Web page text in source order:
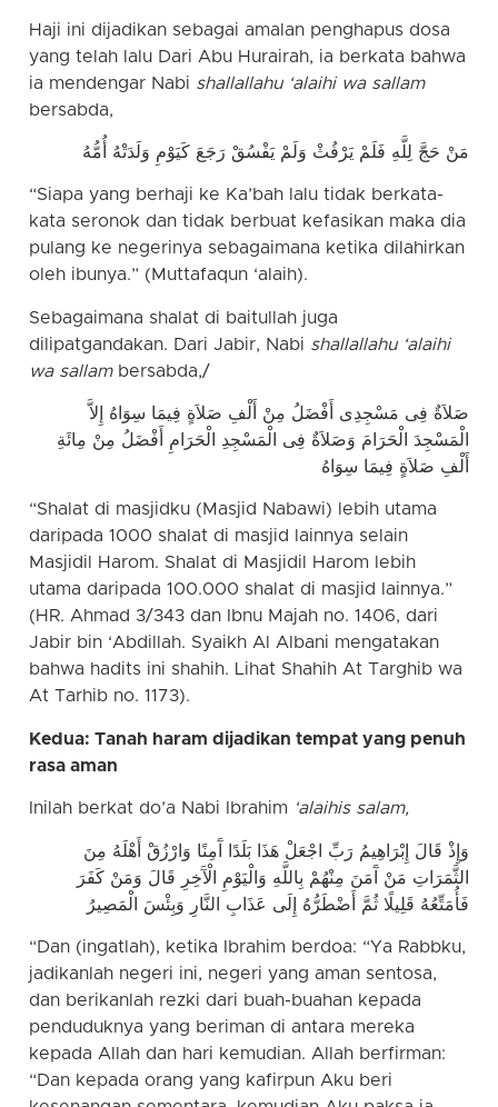
Haji ini dijadikan sebagai amalan penghapus dosa
yang telah lalu Dari Abu Hurairah, ia berkata bahwa
ia mendengar Nabi shallallahu ‘alaihi wa sallam
bersabda,
مَنْ حَجَّ لِلَّهِ فَلَمْ يَرْفُثْ وَلَمْ يَفْسُقْ رَجَعَ كَيَوْمِ وَلَدَتْهُ أُمُّهُ
“Siapa yang berhaji ke Ka’bah lalu tidak berkata-
kata seronok dan tidak berbuat kefasikan maka dia
pulang ke negerinya sebagaimana ketika dilahirkan
oleh ibunya.” (Muttafaqun ‘alaih).
Sebagaimana shalat di baitullah juga
dilipatgandakan. Dari Jabir, Nabi shallallahu ‘alaihi
wa sallam bersabda,/
صَلاَةٌ فِى مَسْجِدِى أَفْضَلُ مِنْ أَلْفِ صَلاَةٍ فِيمَا سِوَاهُ إِلاَّ
الْمَسْجِدَ الْحَرَامَ وَصَلاَةٌ فِى الْمَسْجِدِ الْحَرَامِ أَفْضَلُ مِنْ مِائَةِ
أَلْفِ صَلاَةٍ فِيمَا سِوَاهُ
“Shalat di masjidku (Masjid Nabawi) lebih utama
daripada 1000 shalat di masjid lainnya selain
Masjidil Harom. Shalat di Masjidil Harom lebih
utama daripada 100.000 shalat di masjid lainnya.”
(HR. Ahmad 3/343 dan Ibnu Majah no. 1406, dari
Jabir bin ‘Abdillah. Syaikh Al Albani mengatakan
bahwa hadits ini shahih. Lihat Shahih At Targhib wa
At Tarhib no. 1173).
Kedua: Tanah haram dijadikan tempat yang penuh
rasa aman
Inilah berkat do’a Nabi Ibrahim ‘alaihis salam,
وَإِذْ قَالَ إِبْرَاهِيمُ رَبِّ اجْعَلْ هَذَا بَلَدًا آَمِنًا وَارْزُقْ أَهْلَهُ مِنَ
الثَّمَرَاتِ مَنْ آَمَنَ مِنْهُمْ بِاللَّهِ وَالْيَوْمِ الْآَخِرِ قَالَ وَمَنْ كَفَرَ
فَأُمَتِّعُهُ قَلِيلًا ثُمَّ أَضْطَرُّهُ إِلَى عَذَابِ النَّارِ وَبِئْسَ الْمَصِيرُ
“Dan (ingatlah), ketika Ibrahim berdoa: “Ya Rabbku,
jadikanlah negeri ini, negeri yang aman sentosa,
dan berikanlah rezki dari buah-buahan kepada
penduduknya yang beriman di antara mereka
kepada Allah dan hari kemudian. Allah berfirman:
“Dan kepada orang yang kafirpun Aku beri